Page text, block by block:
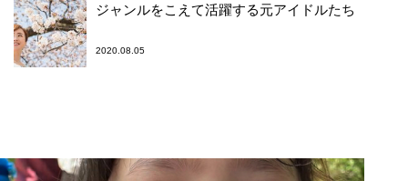
ジャンルをこえて活躍する元アイドルたち
2020.08.05